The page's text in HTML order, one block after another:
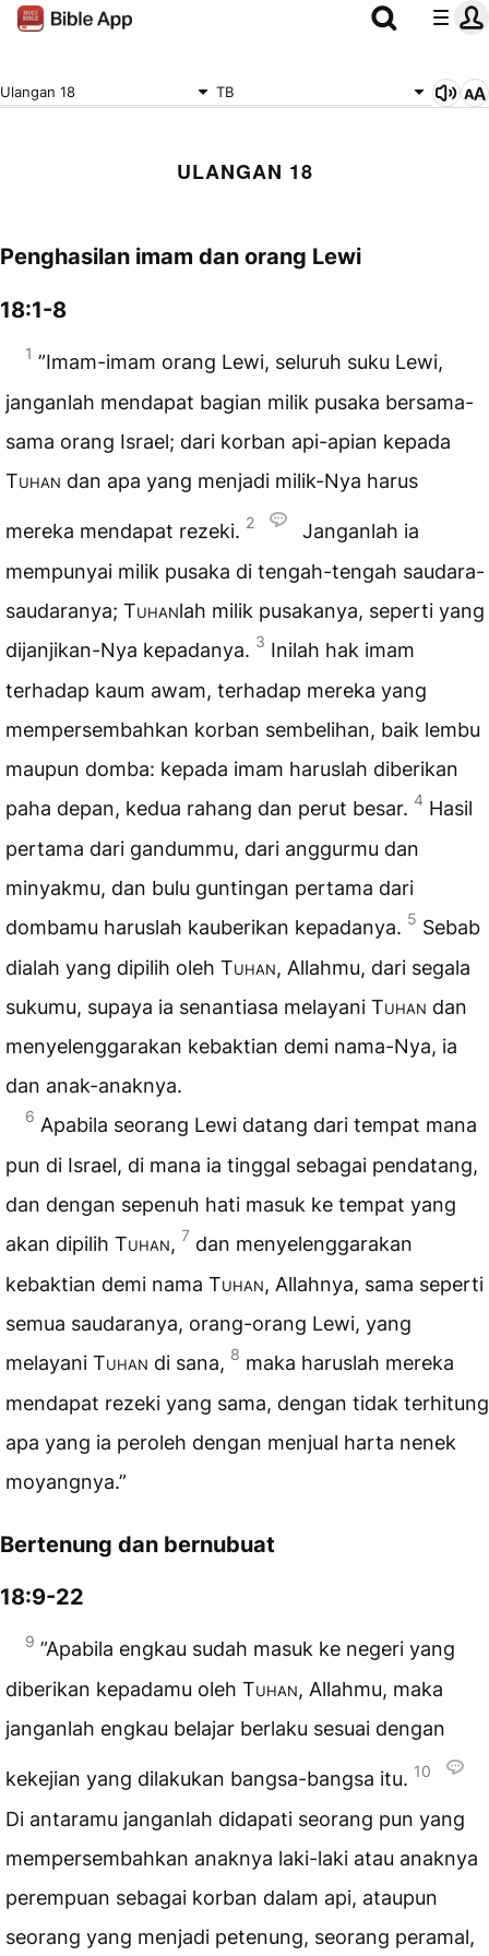
Ulangan 18 TB
ULANGAN 18
Penghasilan imam dan orang Lewi
18:1-8
1 ”Imam-imam orang Lewi, seluruh suku Lewi,
janganlah mendapat bagian milik pusaka bersama-
sama orang Israel; dari korban api-apian kepada
Tuhan dan apa yang menjadi milik-Nya harus
mereka mendapat rezeki. 2
Janganlah ia
mempunyai milik pusaka di tengah-tengah saudara-
saudaranya; Tuhanlah milik pusakanya, seperti yang
dijanjikan-Nya kepadanya. 3 Inilah hak imam
terhadap kaum awam, terhadap mereka yang
mempersembahkan korban sembelihan, baik lembu
maupun domba: kepada imam haruslah diberikan
paha depan, kedua rahang dan perut besar. 4 Hasil
pertama dari gandummu, dari anggurmu dan
minyakmu, dan bulu guntingan pertama dari
dombamu haruslah kauberikan kepadanya. 5 Sebab
dialah yang dipilih oleh Tuhan, Allahmu, dari segala
sukumu, supaya ia senantiasa melayani Tuhan dan
menyelenggarakan kebaktian demi nama-Nya, ia
dan anak-anaknya.
6 Apabila seorang Lewi datang dari tempat mana
pun di Israel, di mana ia tinggal sebagai pendatang,
dan dengan sepenuh hati masuk ke tempat yang
akan dipilih Tuhan, 7 dan menyelenggarakan
kebaktian demi nama Tuhan, Allahnya, sama seperti
semua saudaranya, orang-orang Lewi, yang
melayani Tuhan di sana, 8 maka haruslah mereka
mendapat rezeki yang sama, dengan tidak terhitung
apa yang ia peroleh dengan menjual harta nenek
moyangnya.”
Bertenung dan bernubuat
18:9-22
9 ”Apabila engkau sudah masuk ke negeri yang
diberikan kepadamu oleh Tuhan, Allahmu, maka
janganlah engkau belajar berlaku sesuai dengan
kekejian yang dilakukan bangsa-bangsa itu. 10
Di antaramu janganlah didapati seorang pun yang
mempersembahkan anaknya laki-laki atau anaknya
perempuan sebagai korban dalam api, ataupun
seorang yang menjadi petenung, seorang peramal,